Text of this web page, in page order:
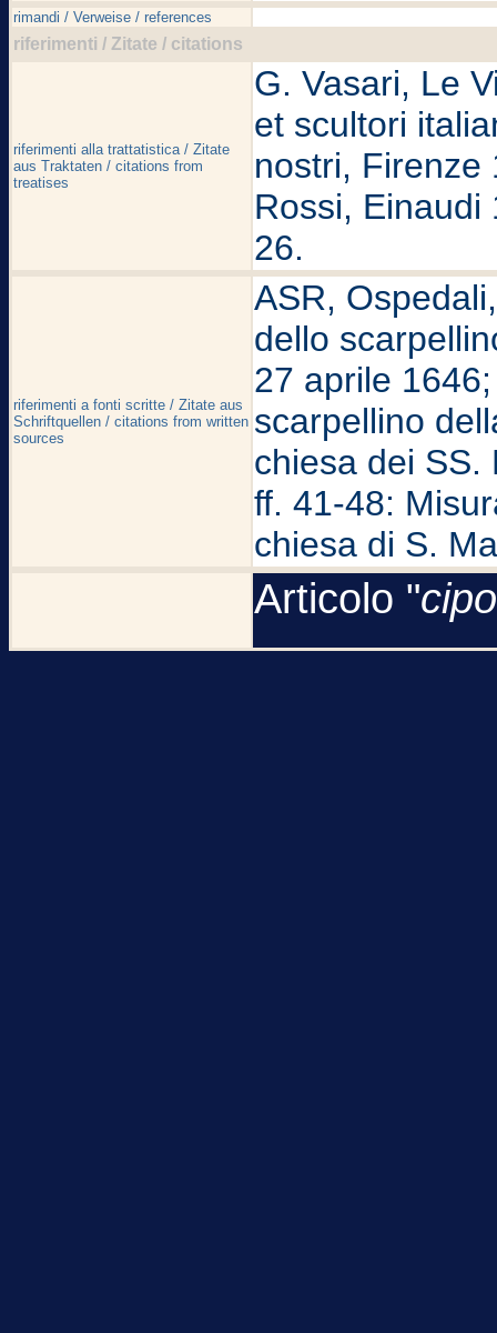
rimandi / Verweise / references
riferimenti / Zitate / citations
riferimenti alla trattatistica / Zitate
aus Traktaten / citations from
treatises
G. Vasari, Le
et scultori
nostri, Firenze
Rossi, Einaudi
26.
riferimenti a fonti scritte / Zitate aus
Schriftquellen / citations from written
sources
ASR,
dello
27 aprile
scarpellino
chiesa dei SS.
ff. 41-48:
chiesa di S.
Articolo "